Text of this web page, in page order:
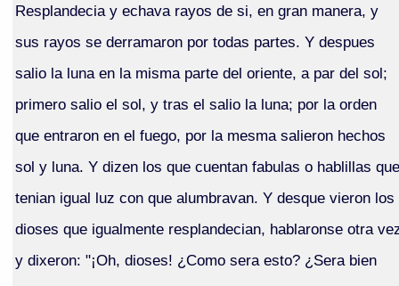
Resplandecia y echava rayos de si, en gran manera, y
sus rayos se derramaron por todas partes. Y despues
salio la luna en la misma parte del oriente, a par del sol;
primero salio el sol, y tras el salio la luna; por la orden
que entraron en el fuego, por la mesma salieron hechos
sol y luna. Y dizen los que cuentan fabulas o hablillas que
tenian igual luz con que alumbravan. Y desque vieron los
dioses que igualmente resplandecian, hablaronse otra
y dixeron: "¡Oh, dioses! ¿Como sera esto? ¿Sera bien